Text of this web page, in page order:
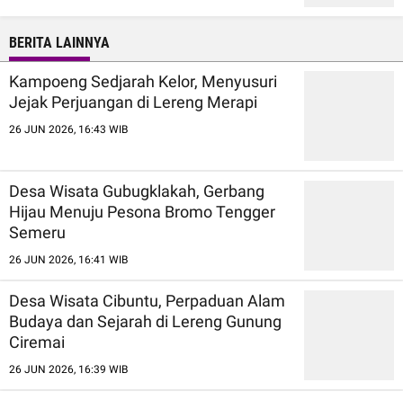
BERITA LAINNYA
Kampoeng Sedjarah Kelor, Menyusuri
Jejak Perjuangan di Lereng Merapi
26 JUN 2026, 16:43 WIB
Desa Wisata Gubugklakah, Gerbang
Hijau Menuju Pesona Bromo Tengger
Semeru
26 JUN 2026, 16:41 WIB
Desa Wisata Cibuntu, Perpaduan Alam
Budaya dan Sejarah di Lereng Gunung
Ciremai
26 JUN 2026, 16:39 WIB